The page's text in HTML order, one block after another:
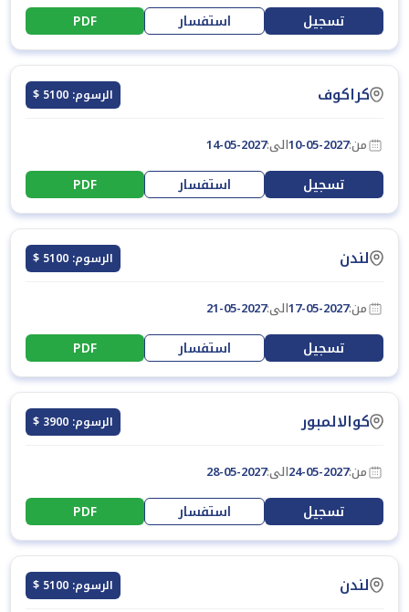
تسجيل استفسار PDF
كراكوف الرسوم: 5100 $
من:10-05-2027الى:14-05-2027
تسجيل استفسار PDF
لندن الرسوم: 5100 $
من:17-05-2027الى:21-05-2027
تسجيل استفسار PDF
كوالالمبور الرسوم: 3900 $
من:24-05-2027الى:28-05-2027
تسجيل استفسار PDF
لندن الرسوم: 5100 $